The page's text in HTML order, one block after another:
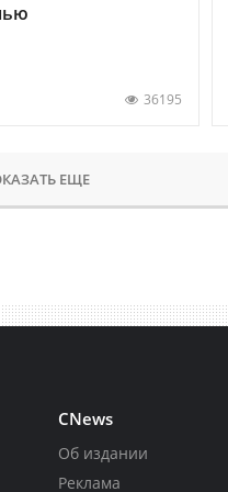
36195
ЕЩЕ
CNews
Об издании
Реклама